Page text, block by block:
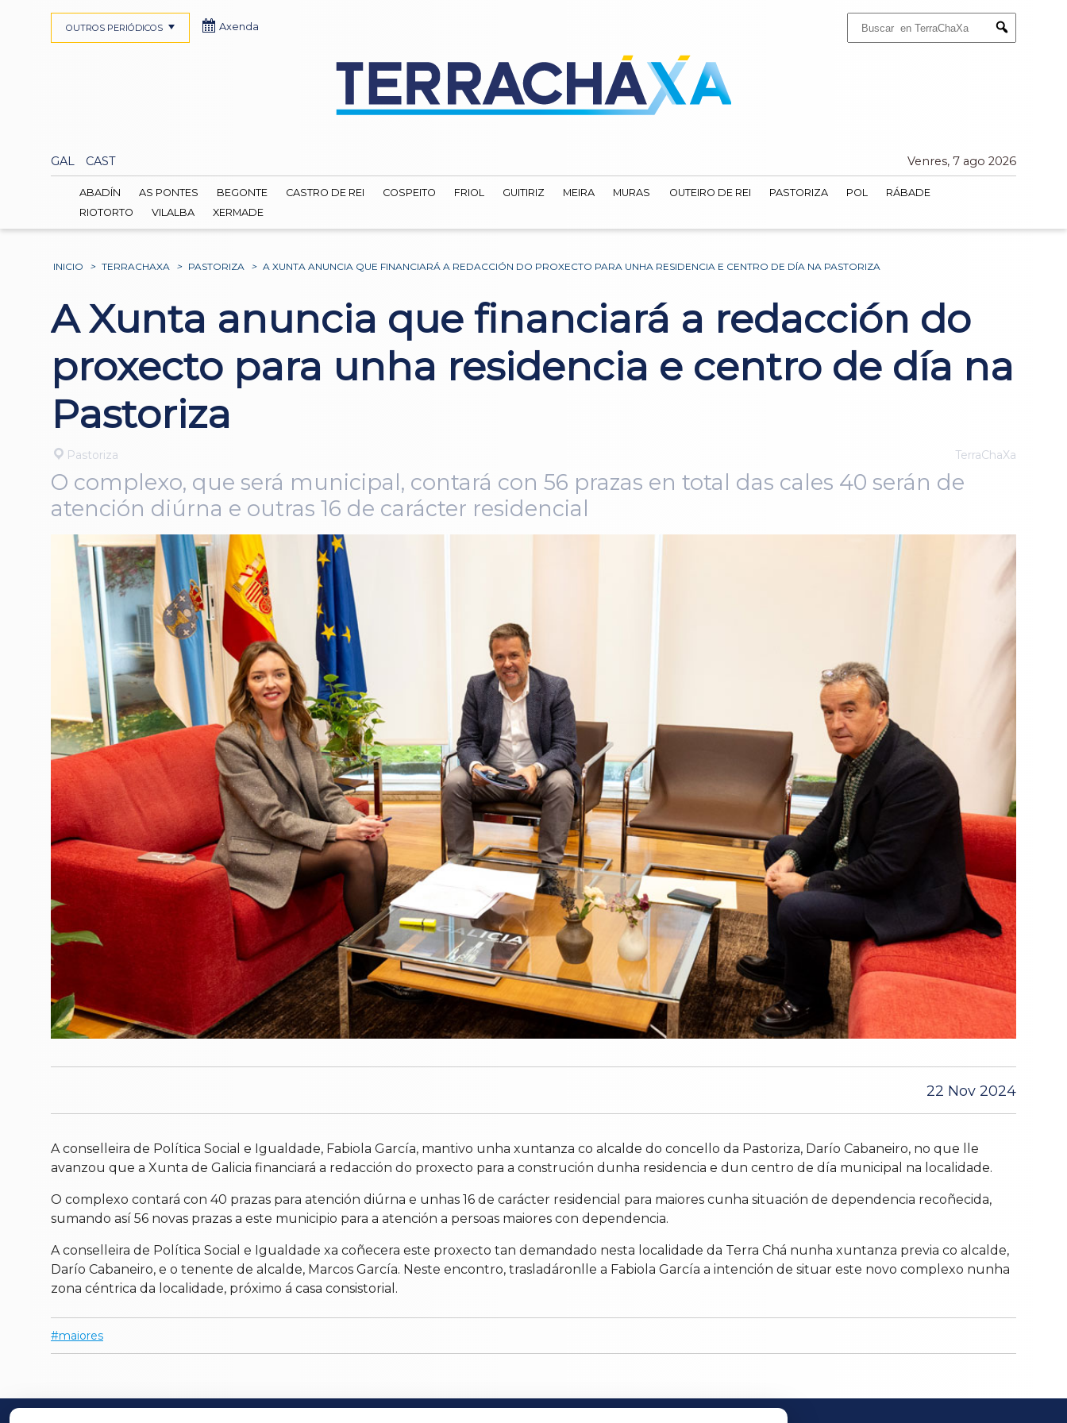
Submit
GAL CAST Venres, 7 ago 2026
OUTROS PERIÓDICOS Axenda
ABADÍN AS PONTES BEGONTE CASTRO DE REI COSPEITO FRIOL GUITIRIZ MEIRA MURAS OUTEIRO DE REI PASTORIZA POL
RÁBADE
RIOTORTO
VILALBA XERMADE
INICIO > TERRACHAXA > PASTORIZA > A XUNTA ANUNCIA QUE FINANCIARÁ A REDACCIÓN DO PROXECTO PARA UNHA RESIDENCIA E CENTRO DE DÍA NA PASTORIZA
A Xunta anuncia que financiará a redacción do
proxecto para unha residencia e centro de día na
Pastoriza
Pastoriza TerraChaXa
O complexo, que será municipal, contará con 56 prazas en total das cales 40 serán de
atención diúrna e outras 16 de carácter residencial
22 Nov 2024
A conselleira de Política Social e Igualdade, Fabiola García, mantivo unha xuntanza co alcalde do concello da Pastoriza, Darío Cabaneiro, no que lle
avanzou que a Xunta de Galicia financiará a redacción do proxecto para a construción dunha residencia e dun centro de día municipal na localidade.
O complexo contará con 40 prazas para atención diúrna e unhas 16 de carácter residencial para maiores cunha situación de dependencia recoñecida,
sumando así 56 novas prazas a este municipio para a atención a persoas maiores con dependencia.
A conselleira de Política Social e Igualdade xa coñecera este proxecto tan demandado nesta localidade da Terra Chá nunha xuntanza previa co alcalde,
Darío Cabaneiro, e o tenente de alcalde, Marcos García. Neste encontro, trasladáronlle a Fabiola García a intención de situar este novo complexo nunha
zona céntrica da localidade, próximo á casa consistorial.
maiores